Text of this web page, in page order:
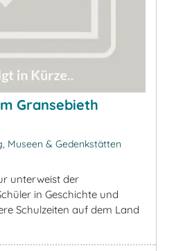
Gransebieth
Museen & Gedenkstätten
unterweist der
in Geschichte und
Schulzeiten auf dem Land